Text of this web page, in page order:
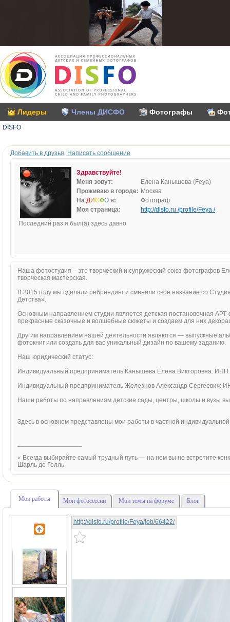
Лидеры Члены ДИСФО Фотографы
DISFO
Добавить в друзья Написать сообщение
Здравствуйте!
Меня зовут:
Елена Канышева (Feya)
Проживаю в городе: Москва
На ДИСФО я:
Фотограф
Моя страница:
http://disfo.ru /profile/Feya /
Последний раз я был(а) здесь давно
Наша фотостудия – это творческий и супружеский союз фотографов
творческая мастерская.
В 2015 году мы сделали ребрендинг и сменили свое название со
Детства».
Основным направлением студии является детская постановочная
прекрасные сказочные и волшебные сюжеты и создаем для них
Другим направлением нашей деятельности являются — выпускные
фотокниг или создать для вас уникальный дизайн по вашему заданию.
Наш юридический статус:
Индивидуальный предприниматель Канышева Елена Викторовна:
Индивидуальный предприниматель Железнов Александр
Наши работы по направлениям детские сады, центры, школы и вузы
Здесь в основном представлены мои работы в частной
« Всегда выбирайте самый трудный путь — на нем вы не встретите
Шарль де Голль.
Мои работы Мои фотосессии Мои темы на форуме Блог
http://disfo.ru/profile/Feya/job/66422/